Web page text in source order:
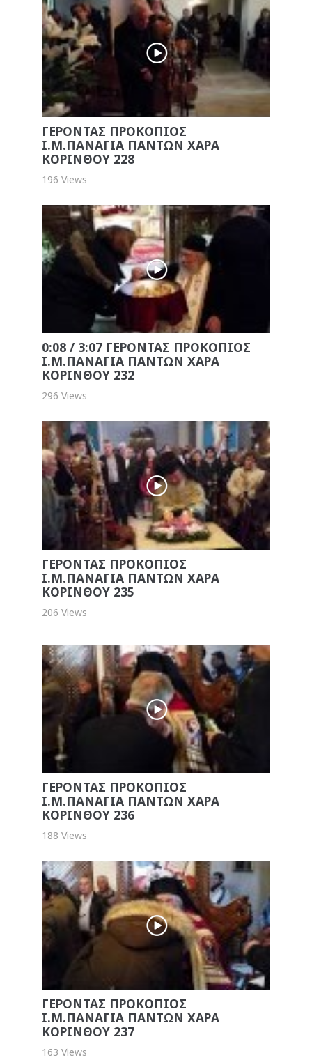
ΓΕΡΟΝΤΑΣ ΠΡΟΚΟΠΙΟΣ
Ι.Μ.ΠΑΝΑΓΙΑ ΠΑΝΤΩΝ ΧΑΡΑ
ΚΟΡΙΝΘΟΥ 228
196 Views
0:08 / 3:07 ΓΕΡΟΝΤΑΣ ΠΡΟΚΟΠΙΟΣ
Ι.Μ.ΠΑΝΑΓΙΑ ΠΑΝΤΩΝ ΧΑΡΑ
ΚΟΡΙΝΘΟΥ 232
296 Views
ΓΕΡΟΝΤΑΣ ΠΡΟΚΟΠΙΟΣ
Ι.Μ.ΠΑΝΑΓΙΑ ΠΑΝΤΩΝ ΧΑΡΑ
ΚΟΡΙΝΘΟΥ 235
206 Views
ΓΕΡΟΝΤΑΣ ΠΡΟΚΟΠΙΟΣ
Ι.Μ.ΠΑΝΑΓΙΑ ΠΑΝΤΩΝ ΧΑΡΑ
ΚΟΡΙΝΘΟΥ 236
188 Views
ΓΕΡΟΝΤΑΣ ΠΡΟΚΟΠΙΟΣ
Ι.Μ.ΠΑΝΑΓΙΑ ΠΑΝΤΩΝ ΧΑΡΑ
ΚΟΡΙΝΘΟΥ 237
163 Views